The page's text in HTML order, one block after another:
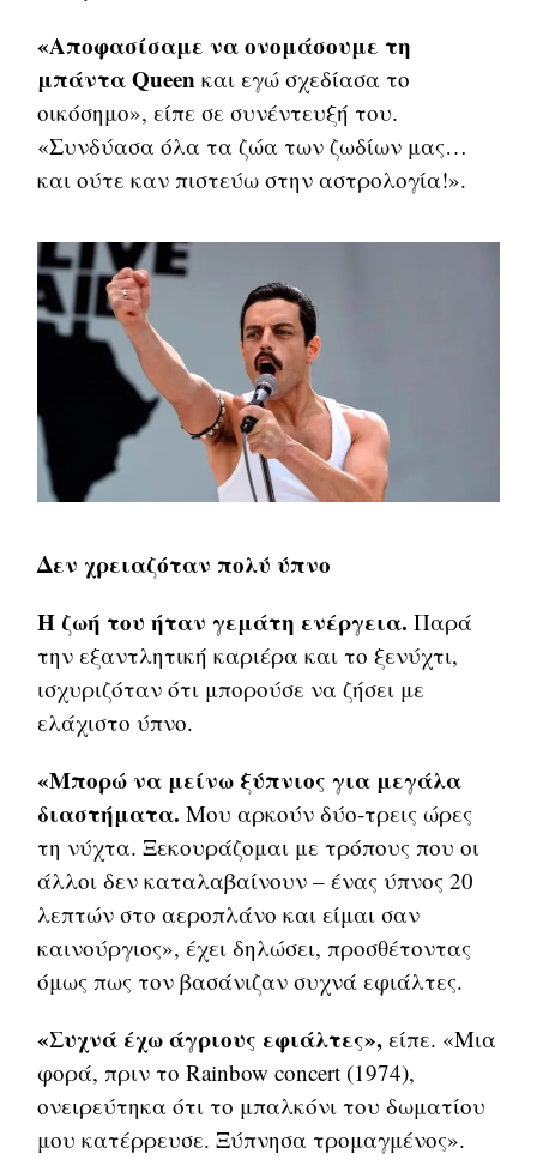
«Αποφασίσαμε να ονομάσουμε τη
μπάντα Queen και εγώ σχεδίασα το
οικόσημο», είπε σε συνέντευξή του.
«Συνδύασα όλα τα ζώα των ζωδίων μας…
και ούτε καν πιστεύω στην αστρολογία!».
Δεν χρειαζόταν πολύ ύπνο
Η ζωή του ήταν γεμάτη ενέργεια.Παρά
την εξαντλητική καριέρα και το ξενύχτι,
ισχυριζόταν ότι μπορούσε να ζήσει με
ελάχιστο ύπνο.
«Μπορώ να μείνω ξύπνιος για μεγάλα
διαστήματα. Μου αρκούν δύο-τρεις ώρες
τη νύχτα. Ξεκουράζομαι με τρόπους που οι
άλλοι δεν καταλαβαίνουν – ένας ύπνος 20
λεπτών στο αεροπλάνο και είμαι σαν
καινούργιος», έχει δηλώσει, προσθέτοντας
όμως πως τον βασάνιζαν συχνά εφιάλτες.
«Συχνά έχω άγριους εφιάλτες», είπε. «Μια
φορά, πριν το Rainbow concert (1974),
ονειρεύτηκα ότι το μπαλκόνι του δωματίου
μου κατέρρευσε. Ξύπνησα τρομαγμένος».